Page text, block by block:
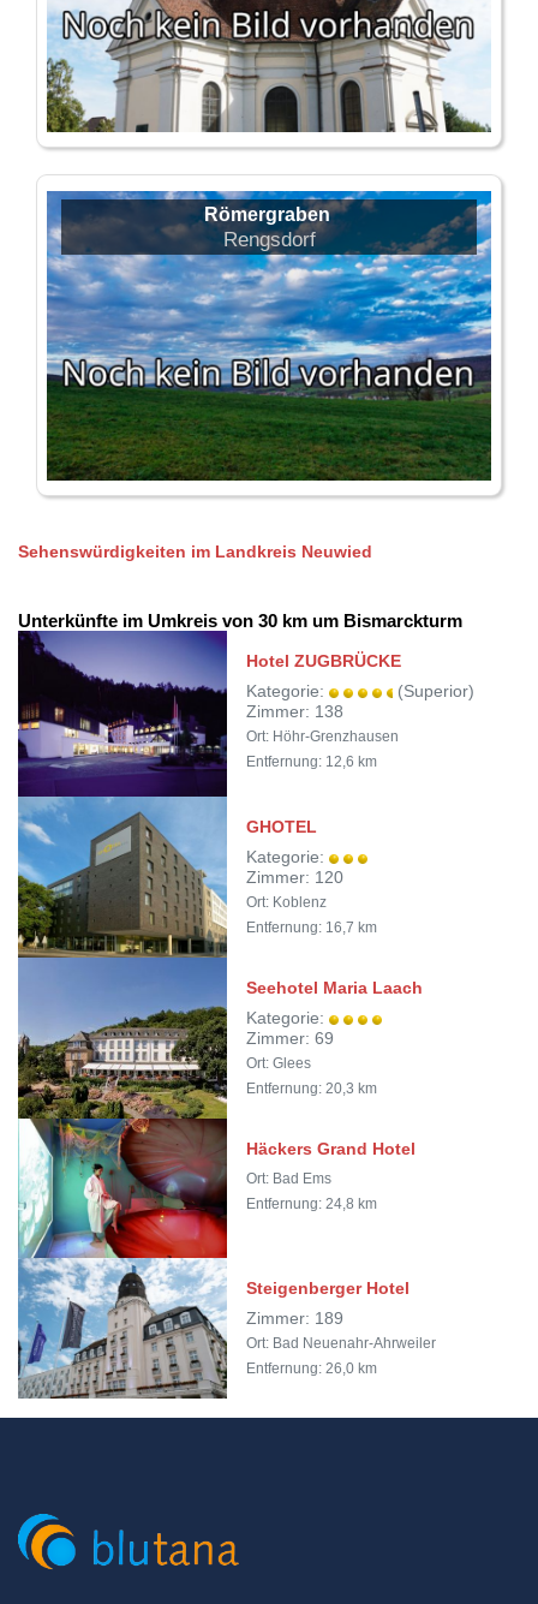
Römergraben
Rengsdorf
Sehenswürdigkeiten im Landkreis Neuwied
Unterkünfte im Umkreis von 30 km um Bismarckturm
Hotel ZUGBRÜCKE
Kategorie:
(Superior)
Zimmer: 138
Ort: Höhr-Grenzhausen
Entfernung: 12,6 km
GHOTEL
Kategorie:
Zimmer: 120
Ort: Koblenz
Entfernung: 16,7 km
Seehotel Maria Laach
Kategorie:
Zimmer: 69
Ort: Glees
Entfernung: 20,3 km
Häckers Grand Hotel
Ort: Bad Ems
Entfernung: 24,8 km
Steigenberger Hotel
Zimmer: 189
Ort: Bad Neuenahr-Ahrweiler
Entfernung: 26,0 km